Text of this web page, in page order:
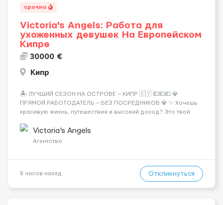
срочно
Victoria's Angels: Работа для
ухоженных девушек На Европейском
Кипре
30000 €
Кипр
🏝️ ЛУЧШИЙ СЕЗОН НА ОСТРОВЕ — КИПР 🇨🇾 💶💶💶 💎
ПРЯМОЙ РАБОТОДАТЕЛЬ — БЕЗ ПОСРЕДНИКОВ 💎 ✨ Хочешь
красивую жизнь, путешествия и высокий доход? Это твой
Опытная команда с годами практики — Стабильный поток
клиентов (без ...
Victoria's Angels
Агентство
8 часов назад Откликнуться